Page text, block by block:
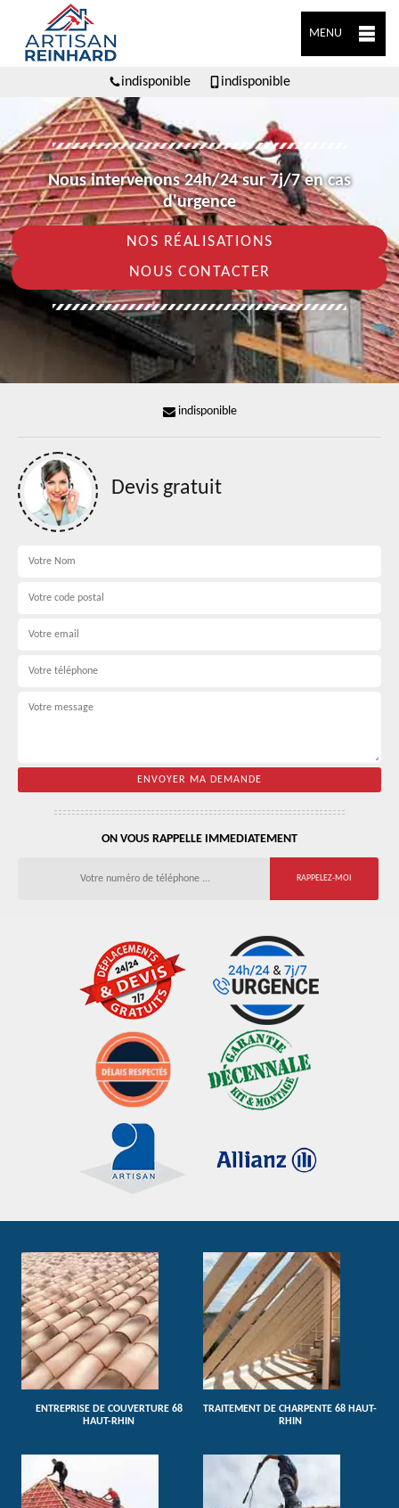
MENU
indisponible indisponible
Nous intervenons 24h/24 sur 7j/7 en cas
d'urgence
NOS RÉALISATIONS
NOUS CONTACTER
indisponible
Devis gratuit
ON VOUS RAPPELLE IMMEDIATEMENT
ENTREPRISE DE COUVERTURE 68
HAUT-RHIN
TRAITEMENT DE CHARPENTE 68 HAUT-
RHIN